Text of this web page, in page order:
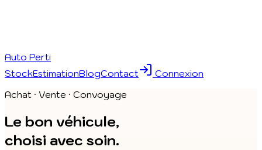
Auto Perti
StockEstimationBlogContact
Connexion
Achat · Vente · Convoyage
Le bon véhicule,
choisi avec soin.